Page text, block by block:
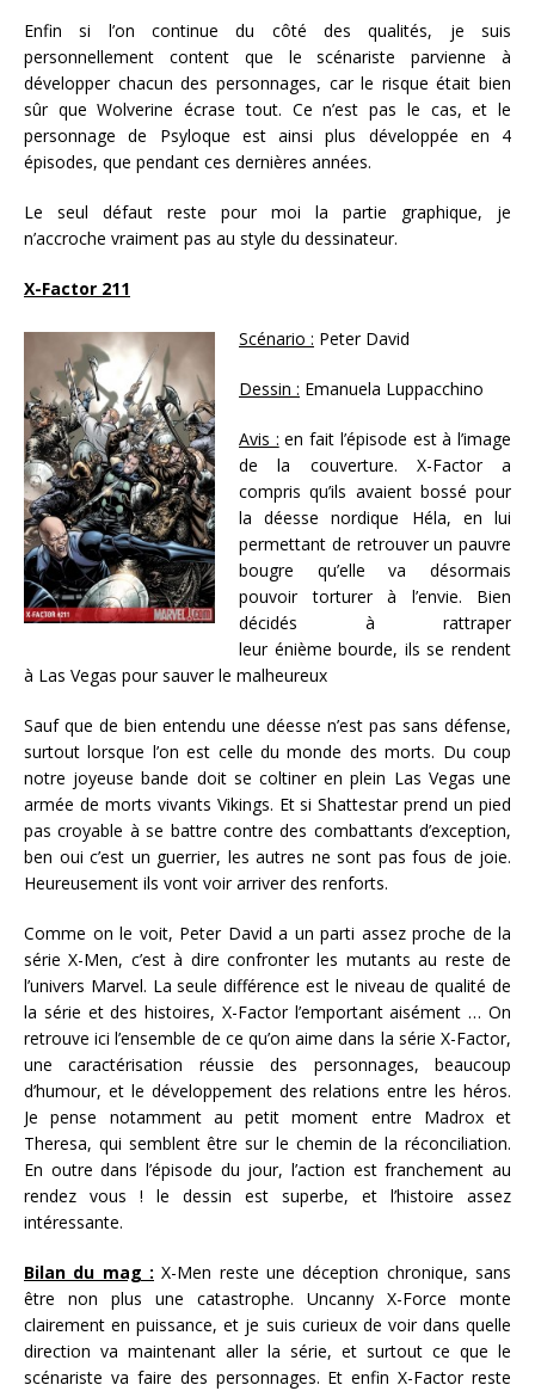
Enfin si l’on continue du côté des qualités, je suis
personnellement content que le scénariste parvienne à
développer chacun des personnages, car le risque était bien
sûr que Wolverine écrase tout. Ce n’est pas le cas, et le
personnage de Psyloque est ainsi plus développée en 4
épisodes, que pendant ces dernières années.
Le seul défaut reste pour moi la partie graphique, je
n’accroche vraiment pas au style du dessinateur.
X-Factor 211
Scénario : Peter David
Dessin : Emanuela Luppacchino
Avis : en fait l’épisode est à l’image
de la couverture. X-Factor a
compris qu’ils avaient bossé pour
la déesse nordique Héla, en lui
permettant de retrouver un pauvre
bougre qu’elle va désormais
pouvoir torturer à l’envie. Bien
décidés à rattraper
leur énième bourde, ils se rendent
à Las Vegas pour sauver le malheureux
Sauf que de bien entendu une déesse n’est pas sans défense,
surtout lorsque l’on est celle du monde des morts. Du coup
notre joyeuse bande doit se coltiner en plein Las Vegas une
armée de morts vivants Vikings. Et si Shattestar prend un pied
pas croyable à se battre contre des combattants d’exception,
ben oui c’est un guerrier, les autres ne sont pas fous de joie.
Heureusement ils vont voir arriver des renforts.
Comme on le voit, Peter David a un parti assez proche de la
série X-Men, c’est à dire confronter les mutants au reste de
l’univers Marvel. La seule différence est le niveau de qualité de
la série et des histoires, X-Factor l’emportant aisément … On
retrouve ici l’ensemble de ce qu’on aime dans la série X-Factor,
une caractérisation réussie des personnages, beaucoup
d’humour, et le développement des relations entre les héros.
Je pense notamment au petit moment entre Madrox et
Theresa, qui semblent être sur le chemin de la réconciliation.
En outre dans l’épisode du jour, l’action est franchement au
rendez vous ! le dessin est superbe, et l’histoire assez
intéressante.
Bilan du mag : X-Men reste une déception chronique, sans
être non plus une catastrophe. Uncanny X-Force monte
clairement en puissance, et je suis curieux de voir dans quelle
direction va maintenant aller la série, et surtout ce que le
scénariste va faire des personnages. Et enfin X-Factor reste